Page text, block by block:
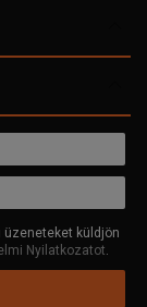
üzeneteket küldjön
Nyilatkozatot.